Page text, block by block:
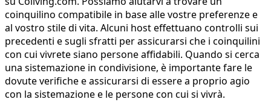
coinquilino compatibile in base alle vostre preferenze e
al vostro stile di vita. Alcuni host effettuano controlli sui
precedenti e sugli sfratti per assicurarsi che i coinquilini
con cui vivrete siano persone affidabili. Quando si cerca
una sistemazione in condivisione, è importante fare le
dovute verifiche e assicurarsi di essere a proprio agio
con la sistemazione e le persone con cui si vivrà.